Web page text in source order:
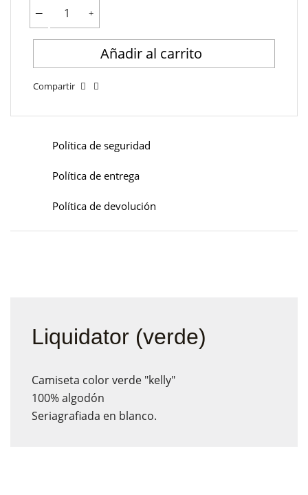
Añadir al carrito
Compartir
Política de seguridad
Política de entrega
Política de devolución
Liquidator (verde)
Camiseta color verde "kelly"
100% algodón
Seriagrafiada en blanco.